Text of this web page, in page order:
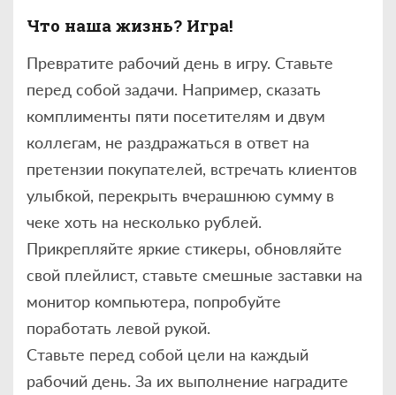
Что наша жизнь? Игра!
Превратите рабочий день в игру. Ставьте
перед собой задачи. Например, сказать
комплименты пяти посетителям и двум
коллегам, не раздражаться в ответ на
претензии покупателей, встречать клиентов
улыбкой, перекрыть вчерашнюю сумму в
чеке хоть на несколько рублей.
Прикрепляйте яркие стикеры, обновляйте
свой плейлист, ставьте смешные заставки на
монитор компьютера, попробуйте
поработать левой рукой.
Ставьте перед собой цели на каждый
рабочий день. За их выполнение наградите